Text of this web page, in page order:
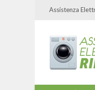
Assistenza